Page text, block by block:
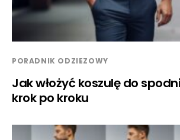
PORADNIK ODZIEZOWY
Jak włożyć koszulę do
krok po kroku